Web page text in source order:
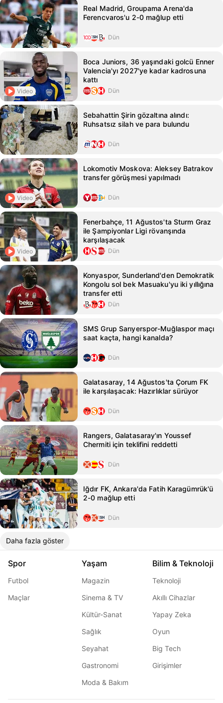
Real Madrid, Groupama Arena'da
Ferencvaros'u 2-0 mağlup etti
Dün
Video
Boca Juniors, 36 yaşındaki golcü Enner
Valencia'yı 2027'ye kadar kadrosuna
kattı
Dün
Sebahattin Şirin gözaltına alındı:
Ruhsatsız silah ve para bulundu
Dün
Video
Lokomotiv Moskova: Aleksey Batrakov
transfer görüşmesi yapılmadı
Dün
Video
Fenerbahçe, 11 Ağustos'ta Sturm Graz
ile Şampiyonlar Ligi rövanşında
karşılaşacak
Dün
Konyaspor, Sunderland'den Demokratik
Kongolu sol bek Masuaku'yu iki yıllığına
transfer etti
Dün
SMS Grup Sarıyerspor-Muğlaspor maçı
saat kaçta, hangi kanalda?
Dün
Galatasaray, 14 Ağustos'ta Çorum FK
ile karşılaşacak: Hazırlıklar sürüyor
Dün
Rangers, Galatasaray'ın Youssef
Chermiti için teklifini reddetti
Dün
Iğdır FK, Ankara'da Fatih Karagümrük'ü
2-0 mağlup etti
Dün
Daha fazla göster
Spor
Futbol
Maçlar
Yaşam
Magazin
Sinema & TV
Kültür-Sanat
Sağlık
Seyahat
Gastronomi
Moda & Bakım
Bilim & Teknoloji
Teknoloji
Akıllı Cihazlar
Yapay Zeka
Oyun
Big Tech
Girişimler